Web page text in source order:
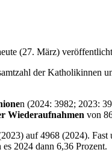
(27. März)
der Katholikinnen
n (2024: 3982; 2023:
Wiederaufnahmen von
auf 4968 (2024). Fast
2024 dann 6,36 Prozent.